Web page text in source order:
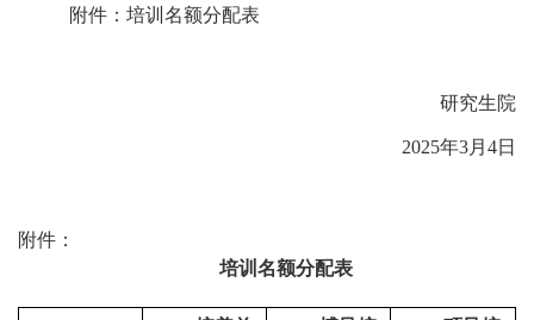
附件：培训名额分配表
研究生院
2025年3月4日
附件：
培训名额分配表